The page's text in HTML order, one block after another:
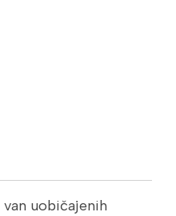
uobičajenih